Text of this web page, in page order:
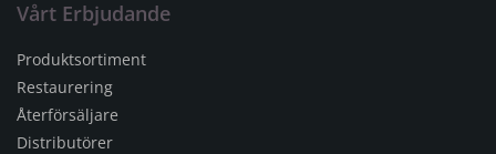
Vårt Erbjudande
Produktsortiment
Restaurering
Återförsäljare
Distributörer